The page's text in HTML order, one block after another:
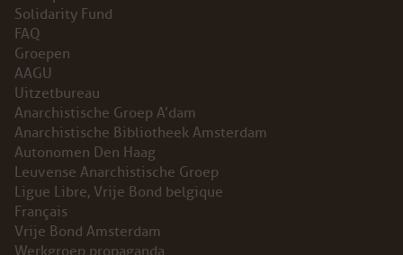
SOLIDARITY FUND
HISTORY OF THE VRIJE BOND
FREE ASSOCIATION
Solidarity Fund
FAQ
Groepen
AAGU
Uitzetbureau
Anarchistische Groep A’dam
Anarchistische Bibliotheek Amsterdam
Autonomen Den Haag
Leuvense Anarchistische Groep
Ligue Libre, Vrije Bond belgique
Français
Vrije Bond Amsterdam